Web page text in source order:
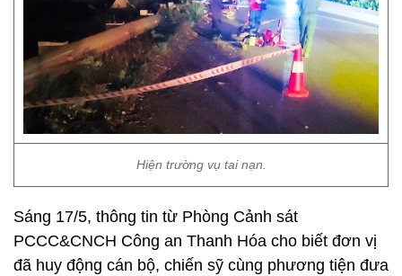
Hiện trường vụ tai nạn.
Sáng 17/5, thông tin từ Phòng Cảnh sát
PCCC&CNCH Công an Thanh Hóa cho biết đơn vị
đã huy động cán bộ, chiến sỹ cùng phương tiện đưa